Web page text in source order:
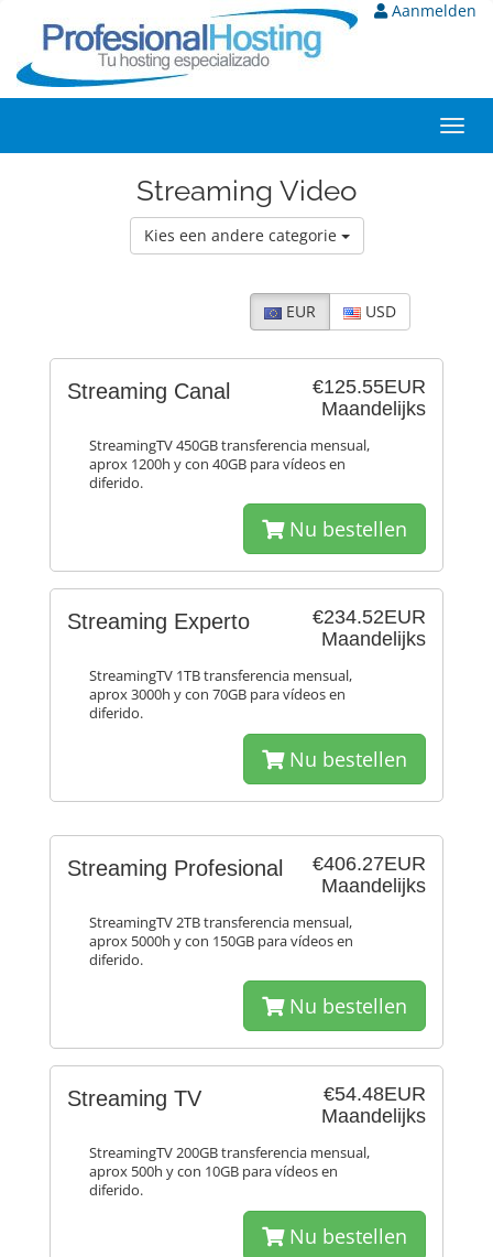
Aanmelden
Streaming Video
Kies een andere categorie
EUR USD
€125.55EUR
Maandelijks
Streaming Canal
StreamingTV 450GB transferencia mensual,
aprox 1200h y con 40GB para vídeos en
diferido.
Nu bestellen
€234.52EUR
Maandelijks
Streaming Experto
StreamingTV 1TB transferencia mensual,
aprox 3000h y con 70GB para vídeos en
diferido.
Nu bestellen
€406.27EUR
Maandelijks
Streaming Profesional
StreamingTV 2TB transferencia mensual,
aprox 5000h y con 150GB para vídeos en
diferido.
Nu bestellen
€54.48EUR
Maandelijks
Streaming TV
StreamingTV 200GB transferencia mensual,
aprox 500h y con 10GB para vídeos en
diferido.
Nu bestellen